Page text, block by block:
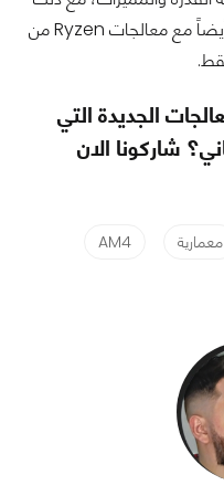
تلك الشرائح السابقة ستكون متوافقة أيضاً مع معالجات Ryzen من
الجديدة التي
معمارية
AM4